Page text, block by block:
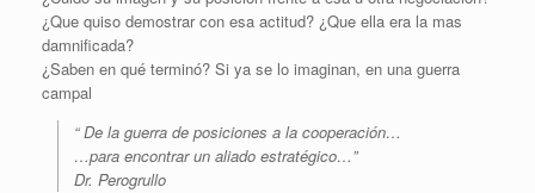
¿Que quiso demostrar con esa actitud? ¿Que ella era la mas
damnificada?
¿Saben en qué terminó? Si ya se lo imaginan, en una guerra
campal
“ De la guerra de posiciones a la cooperación…
…para encontrar un aliado estratégico…”
Dr. Perogrullo